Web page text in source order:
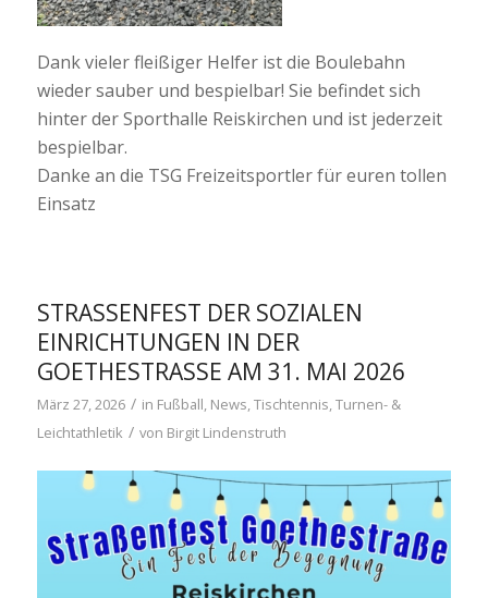
Dank vieler fleißiger Helfer ist die Boulebahn
wieder sauber und bespielbar! Sie befindet sich
hinter der Sporthalle Reiskirchen und ist jederzeit
bespielbar.
Danke an die TSG Freizeitsportler für euren tollen
Einsatz
STRASSENFEST DER SOZIALEN E
INRICHTUNGEN IN DER G
OETHESTRASSE AM 31. MAI 2026
März 27, 2026 / in Fußball, News,Tischtennis,Turnen- &
Leichtathletik / von Birgit Lindenstruth